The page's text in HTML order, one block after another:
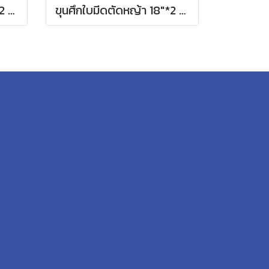
ขุนศึกใบมีดตัดหญ้า 16"*2 MM ตรง ขุนศึกใบมีดตัดหญ้า 18"*2 MM ตรง